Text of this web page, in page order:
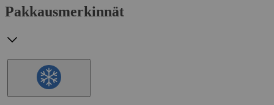
Pakkausmerkinnät